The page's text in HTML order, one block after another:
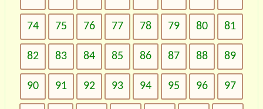
74 75 76 77 78 79 80 81
82 83 84 85 86 87 88 89
90 91 92 93 94 95 96 97